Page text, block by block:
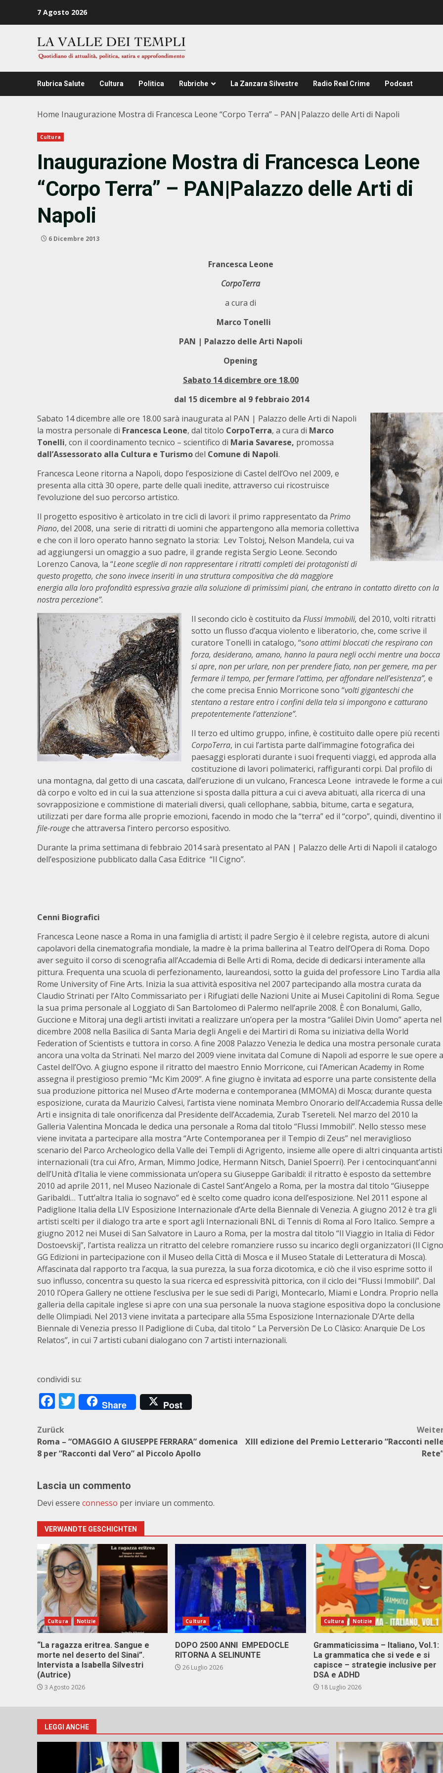
7 Agosto 2026
Rubrica Salute Cultura Politica Rubriche La Zanzara Silvestre Radio Real Crime Podcast
Home Inaugurazione Mostra di Francesca Leone “Corpo Terra” – PAN|Palazzo delle Arti di Napoli
Cultura
Inaugurazione Mostra di Francesca Leone
“Corpo Terra” – PAN|Palazzo delle Arti di
Napoli
6 Dicembre 2013
Francesca Leone
CorpoTerra
a cura di
Marco Tonelli
PAN | Palazzo delle Arti Napoli
Opening
Sabato 14 dicembre ore 18.00
dal 15 dicembre al 9 febbraio 2014
Sabato 14 dicembre alle ore 18.00 sarà inaugurata al PAN | Palazzo delle Arti di Napoli
la mostra personale di Francesca Leone, dal titolo CorpoTerra, a cura di Marco
Tonelli, con il coordinamento tecnico – scientifico di Maria Savarese, promossa
dall’Assessorato alla Cultura e Turismodel Comune di Napoli.
Francesca Leone ritorna a Napoli, dopo l’esposizione di Castel dell’Ovo nel 2009, e
presenta alla città 30 opere, parte delle quali inedite, attraverso cui ricostruisce
l’evoluzione del suo percorso artistico.
Il progetto espositivo è articolato in tre cicli di lavori: il primo rappresentato da Primo
Piano, del 2008, una serie di ritratti di uomini che appartengono alla memoria collettiva
e che con il loro operato hanno segnato la storia: Lev Tolstoj, Nelson Mandela, cui va
ad aggiungersi un omaggio a suo padre, il grande regista Sergio Leone. Secondo
Lorenzo Canova, la “Leone sceglie di non rappresentare i ritratti completi dei protagonisti di
questo progetto, che sono invece inseriti in una struttura compositiva che dà maggiore
energia alla loro profondità espressiva grazie alla soluzione di primissimi piani, che entrano in contatto diretto con la
nostra percezione”.
Il secondo ciclo è costituito da Flussi Immobili, del 2010, volti ritratti
sotto un flusso d’acqua violento e liberatorio, che, come scrive il
curatore Tonelli in catalogo, “sono attimi bloccati che respirano con
forza, desiderano, amano, hanno la paura negli occhi mentre una bocca
si apre, non per urlare, non per prendere fiato, non per gemere, ma per
fermare il tempo, per fermare l’attimo, per affondare nell’esistenza”, e
che come precisa Ennio Morricone sono “volti giganteschi che
stentano a restare entro i confini della tela si impongono e catturano
prepotentemente l’attenzione”.
Il terzo ed ultimo gruppo, infine, è costituito dalle opere più recenti
CorpoTerra, in cui l’artista parte dall’immagine fotografica dei
paesaggi esplorati durante i suoi frequenti viaggi, ed approda alla
costituzione di lavori polimaterici, raffiguranti corpi. Dal profilo di
una montagna, dal getto di una cascata, dall’eruzione di un vulcano, Francesca Leone intravede le forme a cui
dà corpo e volto ed in cui la sua attenzione si sposta dalla pittura a cui ci aveva abituati, alla ricerca di una
sovrapposizione e commistione di materiali diversi, quali cellophane, sabbia, bitume, carta e segatura,
utilizzati per dare forma alle proprie emozioni, facendo in modo che la “terra” ed il “corpo”, quindi, diventino il
file-rougeche attraversa l’intero percorso espositivo.
Durante la prima settimana di febbraio 2014 sarà presentato al PAN | Palazzo delle Arti di Napoli il catalogo
dell’esposizione pubblicato dalla Casa Editrice “Il Cigno”.
Cenni Biografici
Francesca Leone nasce a Roma in una famiglia di artisti; il padre Sergio è il celebre regista, autore di alcuni
capolavori della cinematografia mondiale, la madre è la prima ballerina al Teatro dell’Opera di Roma. Dopo
aver seguito il corso di scenografia all’Accademia di Belle Arti di Roma, decide di dedicarsi interamente alla
pittura. Frequenta una scuola di perfezionamento, laureandosi, sotto la guida del professore Lino Tardia alla
Rome University of Fine Arts. Inizia la sua attività espositiva nel 2007 partecipando alla mostra curata da
Claudio Strinati per l’Alto Commissariato per i Rifugiati delle Nazioni Unite ai Musei Capitolini di Roma. Segue
la sua prima personale al Loggiato di San Bartolomeo di Palermo nell’aprile 2008. È con Bonalumi, Gallo,
Guccione e Mitoraj una degli artisti invitati a realizzare un’opera per la mostra “Galilei Divin Uomo” aperta nel
dicembre 2008 nella Basilica di Santa Maria degli Angeli e dei Martiri di Roma su iniziativa della World
Federation of Scientists e tuttora in corso. A fine 2008 Palazzo Venezia le dedica una mostra personale curata
ancora una volta da Strinati. Nel marzo del 2009 viene invitata dal Comune di Napoli ad esporre le sue opere a
Castel dell’Ovo. A giugno espone il ritratto del maestro Ennio Morricone, cui l’American Academy in Rome
assegna il prestigioso premio “Mc Kim 2009”. A fine giugno è invitata ad esporre una parte consistente della
sua produzione pittorica nel Museo d’Arte moderna e contemporanea (MMOMA) di Mosca; durante questa
esposizione, curata da Maurizio Calvesi, l’artista viene nominata Membro Onorario dell’Accademia Russa delle
Arti e insignita di tale onorificenza dal Presidente dell’Accademia, Zurab Tsereteli. Nel marzo del 2010 la
Galleria Valentina Moncada le dedica una personale a Roma dal titolo “Flussi Immobili”. Nello stesso mese
viene invitata a partecipare alla mostra “Arte Contemporanea per il Tempio di Zeus” nel meraviglioso
scenario del Parco Archeologico della Valle dei Templi di Agrigento, insieme alle opere di altri cinquanta artisti
internazionali (tra cui Afro, Arman, Mimmo Jodice, Hermann Nitsch, Daniel Spoerri). Per i centocinquant’anni
dell’Unità d’Italia le viene commissionata un’opera su Giuseppe Garibaldi: il ritratto è esposto da settembre
2010 ad aprile 2011, nel Museo Nazionale di Castel Sant’Angelo a Roma, per la mostra dal titolo “Giuseppe
Garibaldi… Tutt’altra Italia io sognavo” ed è scelto come quadro icona dell’esposizione. Nel 2011 espone al
Padiglione Italia della LIV Esposizione Internazionale d’Arte della Biennale di Venezia. A giugno 2012 è tra gli
artisti scelti per il dialogo tra arte e sport agli Internazionali BNL di Tennis di Roma al Foro Italico. Sempre a
giugno 2012 nei Musei di San Salvatore in Lauro a Roma, per la mostra dal titolo “Il Viaggio in Italia di Fëdor
Dostoevskij”, l’artista realizza un ritratto del celebre romanziere russo su incarico degli organizzatori (Il Cigno
GG Edizioni in partecipazione con il Museo della Città di Mosca e il Museo Statale di Letteratura di Mosca).
Affascinata dal rapporto tra l’acqua, la sua purezza, la sua forza dicotomica, e ciò che il viso esprime sotto il
suo influsso, concentra su questo la sua ricerca ed espressività pittorica, con il ciclo dei “Flussi Immobili”. Dal
2010 l’Opera Gallery ne ottiene l’esclusiva per le sue sedi di Parigi, Montecarlo, Miami e Londra. Proprio nella
galleria della capitale inglese si apre con una sua personale la nuova stagione espositiva dopo la conclusione
delle Olimpiadi. Nel 2013 viene invitata a partecipare alla 55ma Esposizione Internazionale D’Arte della
Biennale di Venezia presso Il Padiglione di Cuba, dal titolo “ La Perversiòn De Lo Clàsico: Anarquie De Los
Relatos”, in cui 7 artisti cubani dialogano con 7 artisti internazionali.
condividi su:
Facebook
Twitter
Share Post
Beitragsnavigation
Zurück
Roma – “OMAGGIO A GIUSEPPE FERRARA” domenica
8 per “Racconti dal Vero” al Piccolo Apollo
XIII edizione del Premio Letterario “Racconti
Lascia un commento
Devi essere connesso per inviare un commento.
VERWANDTE GESCHICHTEN
Cultura Notizie
“La ragazza eritrea. Sangue e
morte nel deserto del Sinai”.
Intervista a Isabella Silvestri
(Autrice)
3 Agosto 2026
Cultura
DOPO 2500 ANNI EMPEDOCLE
RITORNA A SELINUNTE
26 Luglio 2026
Cultura Notizie
Grammaticissima – Italiano, Vol.1:
La grammatica che si vede e si
capisce – strategie inclusive per
DSA e ADHD
18 Luglio 2026
LEGGI ANCHE